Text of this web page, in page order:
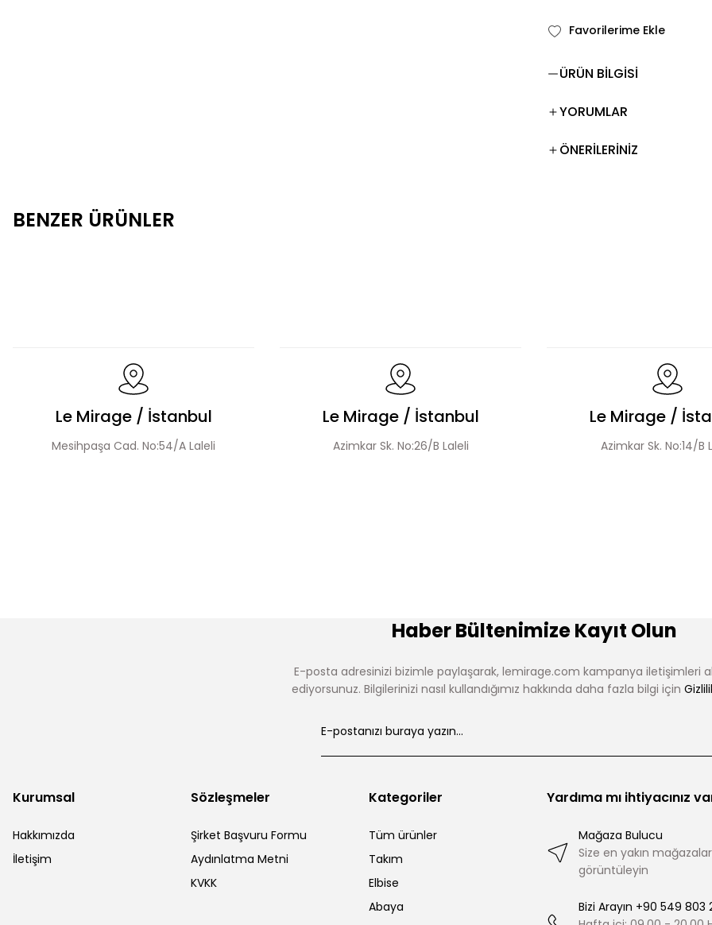
ÜRÜN BİLGİSİ
YORUMLAR
ÖNERİLERİNİZ
BENZER ÜRÜNLER
Fırfır Detaylı Tesettür Elbise Üçlü Desenli Tesettür Bluz Etek Takım Hakim Yaka Desenli Bomber Etek
Le Mirage / İstanbul
Mesihpaşa Cad. No:54/A Laleli
Le Mirage / İstanbul
Azimkar Sk. No:26/B Laleli
Le Mirage /
Azimkar Sk. No:14/B
Haber Bültenimize Kayıt Olun
E-posta adresinizi bizimle paylaşarak, lemirage.com kampanya iletişimleri
ediyorsunuz. Bilgilerinizi nasıl kullandığımız hakkında daha fazla bilgi için
Kurumsal
Hakkımızda
İletişim
Sözleşmeler
Şirket Başvuru Formu
Aydınlatma Metni
KVKK
Kategoriler
Tüm ürünler
Takım
Elbise
Abaya
Yardıma mı ihtiyacınız
Mağaza Bulucu
Size en yakın
görüntüleyin
Bizi Arayın +90 549 803